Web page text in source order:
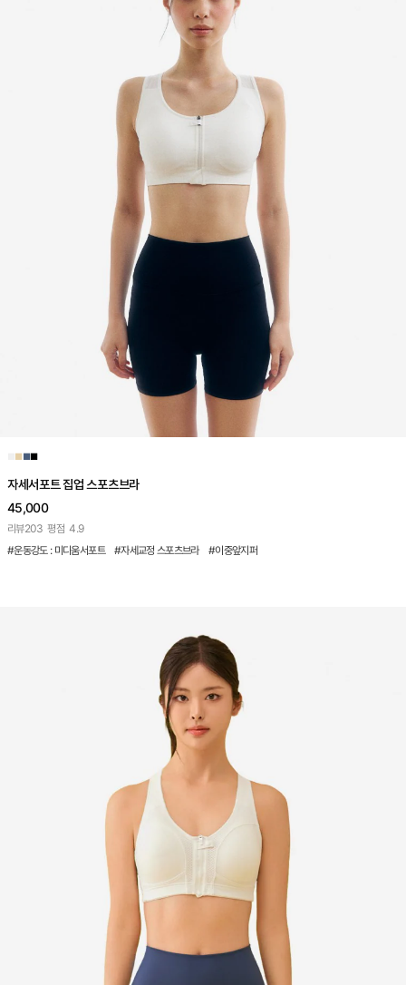
■■■
자세서포트 집업 스포츠브라
45,000
리뷰203 평점 4.9
#운동강도 : 미디움서포트 #자세교정 스포츠브라 #이중앞지퍼